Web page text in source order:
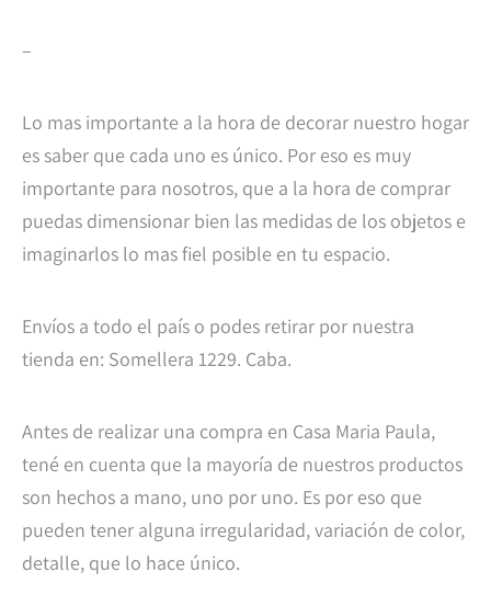
–
Lo mas importante a la hora de decorar nuestro hogar
es saber que cada uno es único. Por eso es muy
importante para nosotros, que a la hora de comprar
puedas dimensionar bien las medidas de los objetos e
imaginarlos lo mas fiel posible en tu espacio.
Envíos a todo el país o podes retirar por nuestra
tienda en: Somellera 1229. Caba.
Antes de realizar una compra en Casa Maria Paula,
tené en cuenta que la mayoría de nuestros productos
son hechos a mano, uno por uno. Es por eso que
pueden tener alguna irregularidad, variación de color,
detalle, que lo hace único.